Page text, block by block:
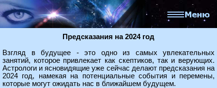
Предсказания на 2024 год
Взгляд в будущее - это одно из самых увлекательных
занятий, которое привлекает как скептиков, так и верующих.
Астрологи и ясновидящие уже сейчас делают предсказания на
2024 год, намекая на потенциальные события и перемены,
которые могут ожидать нас в ближайшем будущем.